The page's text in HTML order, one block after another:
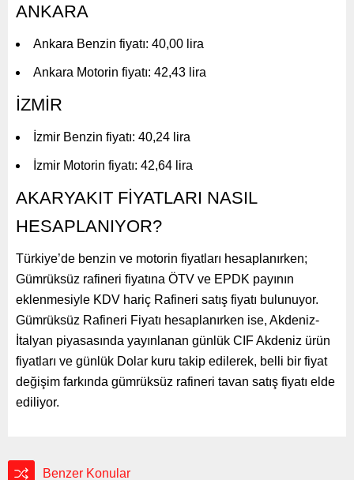
ANKARA
Ankara Benzin fiyatı: 40,00 lira
Ankara Motorin fiyatı: 42,43 lira
İZMİR
İzmir Benzin fiyatı: 40,24 lira
İzmir Motorin fiyatı: 42,64 lira
AKARYAKIT FİYATLARI NASIL
HESAPLANIYOR?
Türkiye’de benzin ve motorin fiyatları hesaplanırken;
Gümrüksüz rafineri fiyatına ÖTV ve EPDK payının
eklenmesiyle KDV hariç Rafineri satış fiyatı bulunuyor.
Gümrüksüz Rafineri Fiyatı hesaplanırken ise, Akdeniz-
İtalyan piyasasında yayınlanan günlük CIF Akdeniz ürün
fiyatları ve günlük Dolar kuru takip edilerek, belli bir fiyat
değişim farkında gümrüksüz rafineri tavan satış fiyatı elde
ediliyor.
Benzer Konular